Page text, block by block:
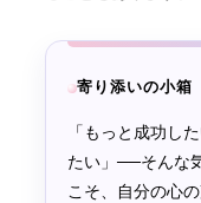
寄り添いの小箱
「もっと成功し
たい」──そんな
こそ、自分の心